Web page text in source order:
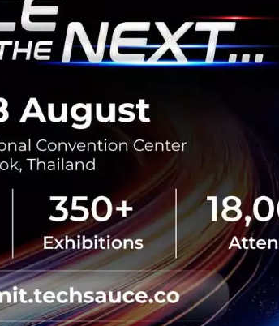
หรือการพัฒนาแนวคิ ดในการใช้เครื่องมือดิจิทั